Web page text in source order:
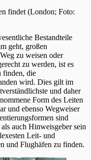
findet (London; Foto:
Bestandteile
geht, großen
zu weisen oder
zu werden, ist es
finden, die
wird. Dies gilt im
und daher
Form des Leiten
und ebenso Wegweiser
sind
auch Hinweisgeber sein
Leit- und
und Flughäfen zu finden.